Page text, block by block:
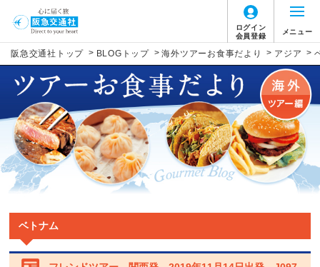
ログイン
会員登録
メニュー
阪急交通社トップ > BLOGトップ > 海外ツアーお食事だより > アジア >
ベトナム